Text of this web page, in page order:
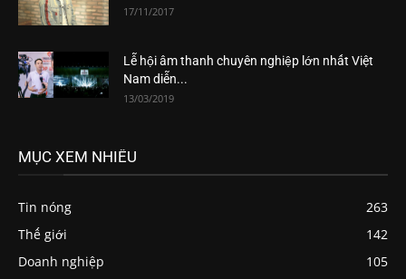
17/11/2017
Lễ hội âm thanh chuyên nghiệp lớn nhất Việt
Nam diễn...
13/03/2019
MỤC XEM NHIỀU
Tin nóng
263
Thế giới
142
Doanh nghiệp
105